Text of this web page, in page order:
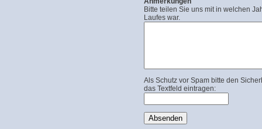
Bitte teilen Sie uns mit in welchen
Laufes war.
Als Schutz vor Spam bitte den
das Textfeld eintragen: